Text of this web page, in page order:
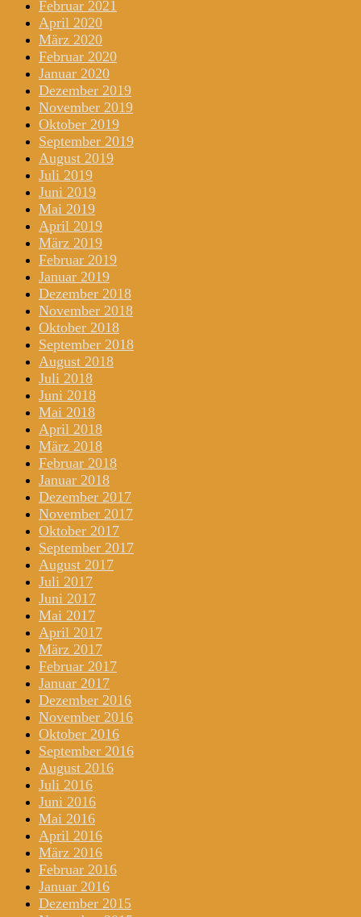
Februar 2021
April 2020
März 2020
Februar 2020
Januar 2020
Dezember 2019
November 2019
Oktober 2019
September 2019
August 2019
Juli 2019
Juni 2019
Mai 2019
April 2019
März 2019
Februar 2019
Januar 2019
Dezember 2018
November 2018
Oktober 2018
September 2018
August 2018
Juli 2018
Juni 2018
Mai 2018
April 2018
März 2018
Februar 2018
Januar 2018
Dezember 2017
November 2017
Oktober 2017
September 2017
August 2017
Juli 2017
Juni 2017
Mai 2017
April 2017
März 2017
Februar 2017
Januar 2017
Dezember 2016
November 2016
Oktober 2016
September 2016
August 2016
Juli 2016
Juni 2016
Mai 2016
April 2016
März 2016
Februar 2016
Januar 2016
Dezember 2015